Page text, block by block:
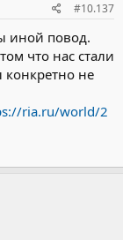
#10.137
иной повод.
что нас стали
конкретно не
ria.ru/world/2